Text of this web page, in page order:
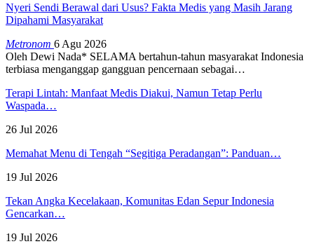
Nyeri Sendi Berawal dari Usus? Fakta Medis yang Masih Jarang
Dipahami Masyarakat
Metronom 6 Agu 2026
Oleh Dewi Nada* SELAMA bertahun-tahun masyarakat Indonesia
terbiasa menganggap gangguan pencernaan sebagai…
Terapi Lintah: Manfaat Medis Diakui, Namun Tetap Perlu
Waspada…
26 Jul 2026
Memahat Menu di Tengah “Segitiga Peradangan”: Panduan…
19 Jul 2026
Tekan Angka Kecelakaan, Komunitas Edan Sepur Indonesia
Gencarkan…
19 Jul 2026